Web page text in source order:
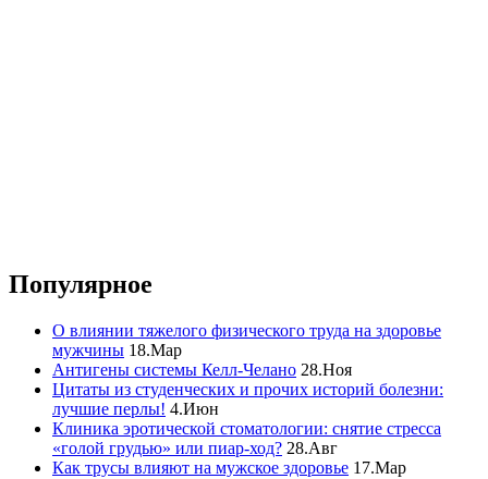
Популярное
О влиянии тяжелого физического труда на здоровье
мужчины 18.Мар
Антигены системы Келл-Челано 28.Ноя
Цитаты из студенческих и прочих историй болезни:
лучшие перлы! 4.Июн
Клиника эротической стоматологии: снятие стресса
«голой грудью» или пиар-ход? 28.Авг
Как трусы влияют на мужское здоровье 17.Мар